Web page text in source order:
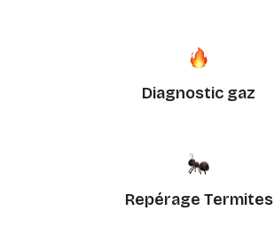
Diagnostic gaz
Repérage Termites